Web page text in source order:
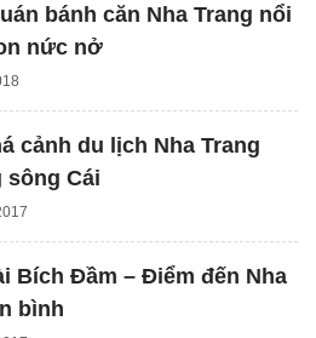
bánh căn Nha Trang nổi
nức nở
cảnh du lịch Nha Trang
Cái
Bích Đầm – Điểm đến Nha
bình